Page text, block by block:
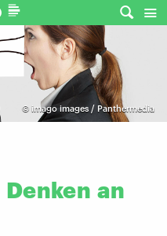
© imago images / Panthermedia
Denken an